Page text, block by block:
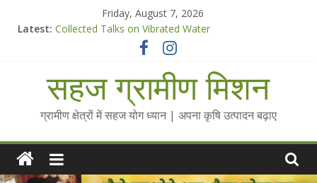
Friday, August 7, 2026
Latest: Collected Talks on Vibrated Water
सहज कृषि प्रचार-प्रसार किट
Standee Designs @ 2025 for Sahaj Krishi Promotions
Chalo Gaon Ki Or Abhiyaan - 2025-26
सहज ग्रामीण मिशन
ग्रामीण क्षेत्रों में सहज योग ध्यान | अपना कृषि उत्पादन बढ़ाए